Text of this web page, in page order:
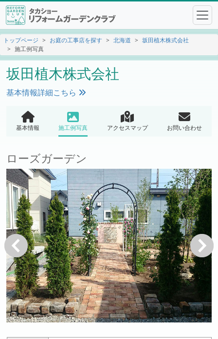
トップページ お庭の工事店を探す 北海道
坂田植木株式会社
施工例写真
坂田植木株式会社
基本情報詳細こちら
基本情報 施工例写真 アクセスマップ お問い合わせ
ローズガーデン
戻る 次へ